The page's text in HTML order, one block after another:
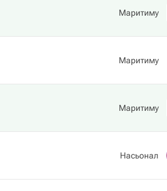
Маритиму
Маритиму
Маритиму
Насьонал